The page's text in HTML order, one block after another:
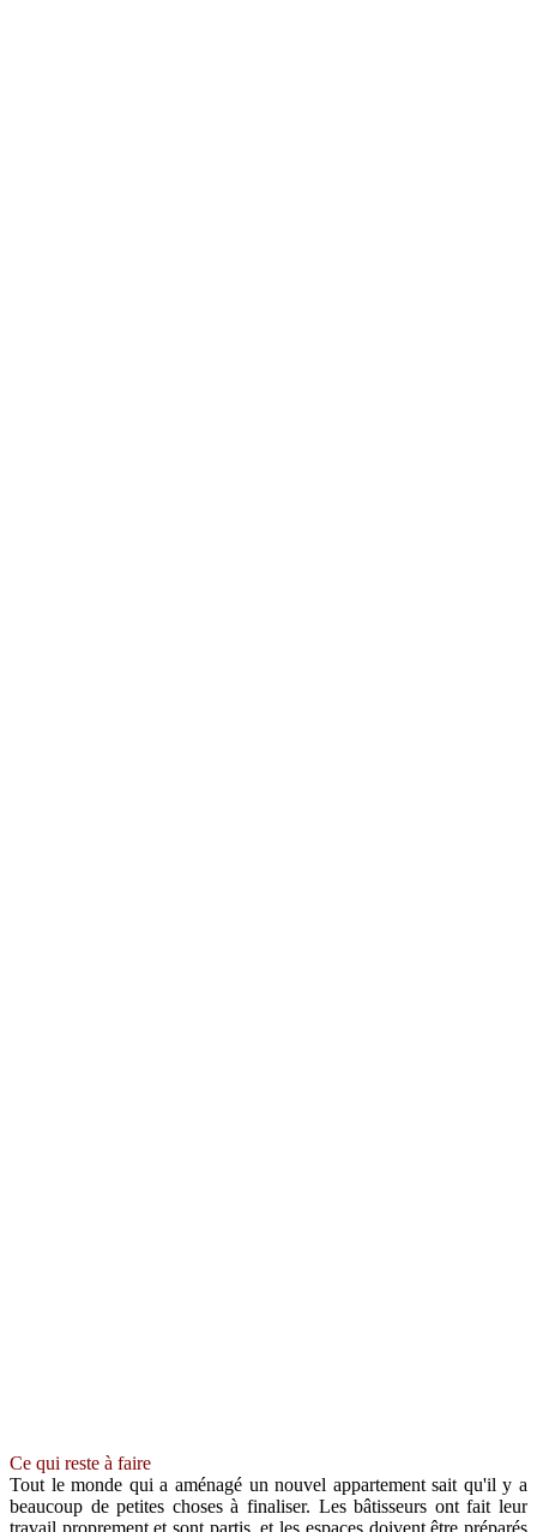
Ce qui reste à faire
Tout le monde qui a aménagé un nouvel appartement sait qu'il y a
beaucoup de petites choses à finaliser. Les bâtisseurs ont fait leur